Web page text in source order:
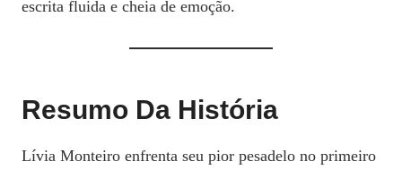
escrita fluida e cheia de emoção.
Resumo Da História
Lívia Monteiro enfrenta seu pior pesadelo no primeiro